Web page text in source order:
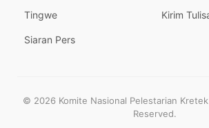
Tingwe
Siaran Pers
Kirim
© 2026 Komite Nasional Pelestarian
Reserved.